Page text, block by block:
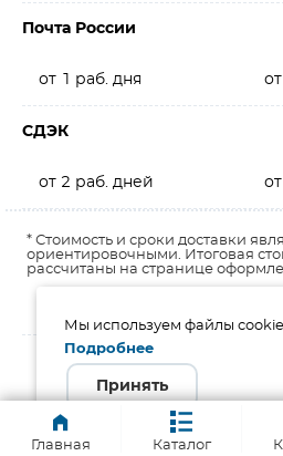
Почта России
от 1 раб. дня от
СДЭК
от 2 раб. дней от
* Стоимость и сроки доставки
ориентировочными. Итоговая
рассчитаны на странице
← Проходная клемма UKJ-16
Главная Каталог
Мы используем файлы cookie
Подробнее
Принять